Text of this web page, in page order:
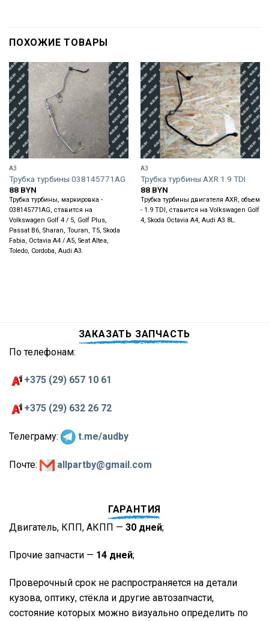
ПОХОЖИЕ ТОВАРЫ
A3
Трубка турбины 038145771AG
88 BYN
Трубка турбины, маркировка -
038145771AG, ставится на
Volkswagen Golf 4 / 5, Golf Plus,
Passat B6, Sharan, Touran, T5, Skoda
Fabia, Octavia A4 / A5, Seat Altea,
Toledo, Cordoba, Audi A3.
A3
Трубка турбины AXR 1.9 TDI
88 BYN
Трубка турбины двигателя AXR, объем
- 1.9 TDI, ставится на Volkswagen Golf
4, Skoda Octavia A4, Audi A3 8L.
ЗАКАЗАТЬ ЗАПЧАСТЬ
По телефонам:
+375 (29) 657 10 61
+375 (29) 632 26 72
Телеграму: t.me/audby
Почте: allpartby@gmail.com
ГАРАНТИЯ
Двигатель, КПП, АКПП — 30 дней;
Прочие запчасти — 14 дней;
Проверочный срок не распространяется на детали
кузова, оптику, стёкла и другие автозапчасти,
состояние которых можно визуально определить по